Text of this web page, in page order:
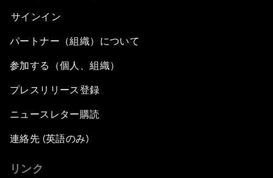
サインイン
パートナー（組織）について
参加する（個人、組織）
プレスリリース登録
ニュースレター購読
連絡先 (英語のみ)
リンク